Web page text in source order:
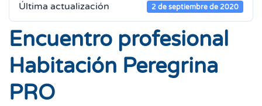
Última actualización 2 de septiembre de 2020
Encuentro profesional
Habitación Peregrina
PRO